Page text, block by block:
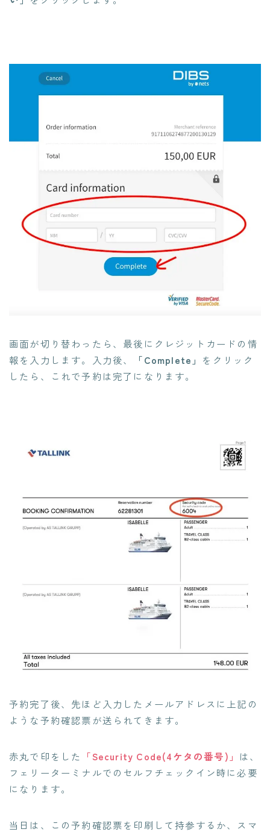
画面が切り替わったら、最後にクレジットカードの情
報を入力します。入力後、
「Complete」 をクリック
したら、これで予約は完了になります。
予約完了後、先ほど入力したメールアドレスに上記の
ような予約確認票が送られてきます。
赤丸で印をした 「Security Code(4ケタの番号)」 は、
フェリーターミナルでのセルフチェックイン時に必要
になります。
当日は、この予約確認票を印刷して持参するか、スマ